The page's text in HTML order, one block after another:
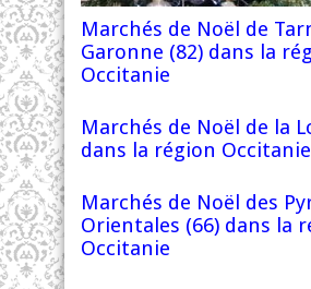
Marchés de Noël de
Garonne (82) dans la
Occitanie
Marchés de Noël de la
dans la région Occitanie
Marchés de Noël des
Orientales (66) dans la
Occitanie